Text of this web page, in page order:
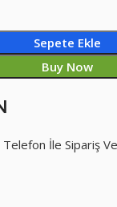
Sepete Ekle
Buy Now
Telefon İle Sipariş